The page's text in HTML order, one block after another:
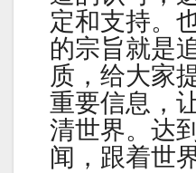
定和支持。
的宗旨就是
质，给大家
重要信息，
清世界。达
闻，跟着世